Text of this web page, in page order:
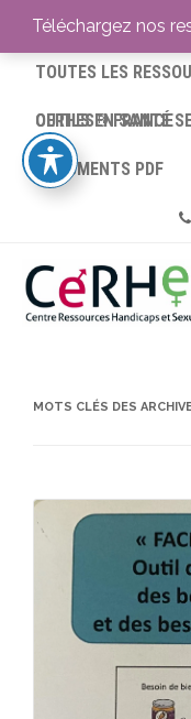
ACCUEIL
TOUTES LES
CERHES® FRANCE
OUTILS EN SANTÉ
DOCUMENTS PDF
MOTS CLÉS DES
Téléchargez nos